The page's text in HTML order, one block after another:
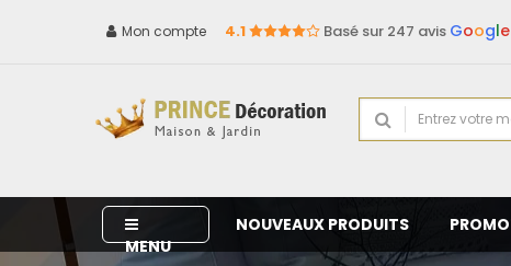
Mon compte 4.1 Basé sur 247 avis Google
MENU
NOUVEAUX PRODUITS